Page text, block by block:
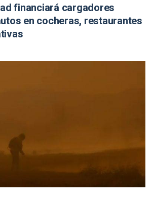
financiará cargadores
en cocheras, restaurantes